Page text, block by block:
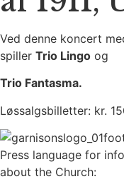
Ved denne koncert
spiller Trio Lingo og
Trio Fantasma.
Løssalgsbilletter: kr.
Press language for
about the Church: